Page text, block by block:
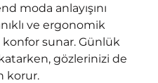
moda anlayışını
ve ergonomik
konfor sunar. Günlük
katarken, gözlerinizi de
korur.